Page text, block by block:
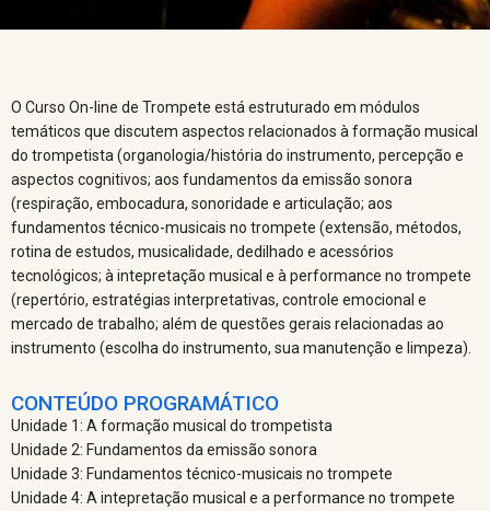
O Curso On-line de Trompete está estruturado em módulos
temáticos que discutem aspectos relacionados à formação musical
do trompetista (organologia/história do instrumento, percepção e
aspectos cognitivos; aos fundamentos da emissão sonora
(respiração, embocadura, sonoridade e articulação; aos
fundamentos técnico-musicais no trompete (extensão, métodos,
rotina de estudos, musicalidade, dedilhado e acessórios
tecnológicos; à intepretação musical e à performance no trompete
(repertório, estratégias interpretativas, controle emocional e
mercado de trabalho; além de questões gerais relacionadas ao
instrumento (escolha do instrumento, sua manutenção e limpeza).
CONTEÚDO PROGRAMÁTICO
Unidade 1: A formação musical do trompetista
Unidade 2: Fundamentos da emissão sonora
Unidade 3: Fundamentos técnico-musicais no trompete
Unidade 4: A intepretação musical e a performance no trompete